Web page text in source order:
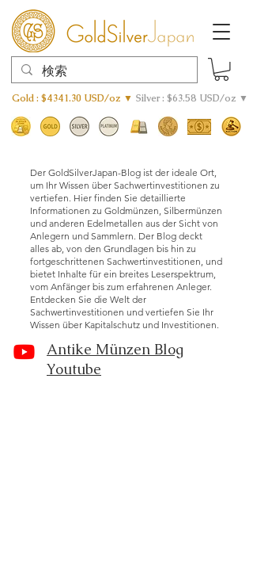
Gold : $4341.30 USD/oz ▼ Silver : $63.58 USD/oz ▼
Der GoldSilverJapan-Blog ist der ideale Ort,
um Ihr Wissen über Sachwertinvestitionen zu
vertiefen. Hier finden Sie detaillierte
Informationen zu Goldmünzen, Silbermünzen
und anderen Edelmetallen aus der Sicht von
Anlegern und Sammlern. Der Blog deckt
alles ab, von den Grundlagen bis hin zu
fortgeschrittenen Sachwertinvestitionen, und
bietet Inhalte für ein breites Leserspektrum,
vom Anfänger bis zum erfahrenen Anleger.
Entdecken Sie die Welt der
Sachwertinvestitionen und vertiefen Sie Ihr
Wissen über Kapitalschutz und Investitionen.
Antike Münzen Blog
Youtube